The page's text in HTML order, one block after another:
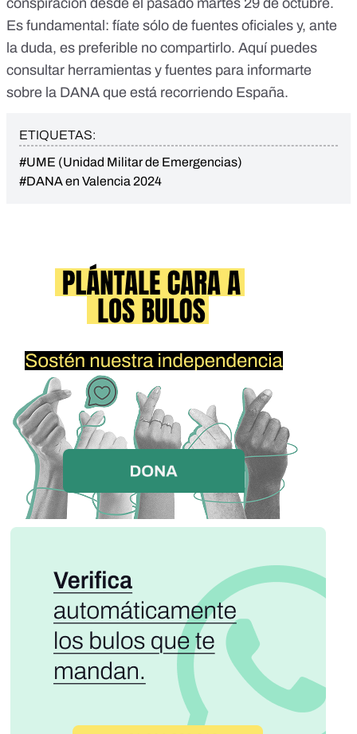
Es fundamental: fíate sólo de fuentes oficiales y, ante
la duda, es preferible no compartirlo. Aquí puedes
consultar herramientas y fuentes para informarte
sobre la DANA que está recorriendo España.
ETIQUETAS:
#UME (Unidad Militar de Emergencias)
#DANA en Valencia 2024